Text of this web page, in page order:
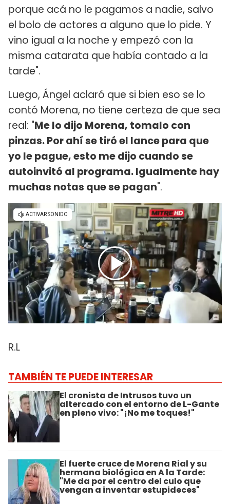
porque acá no le pagamos a nadie, salvo
el bolo de actores a alguno que lo pide. Y
vino igual a la noche y empezó con la
misma catarata que había contado a la
tarde".
Luego, Ángel aclaró que si bien eso se lo
contó Morena, no tiene certeza de que sea
real: "Me lo dijo Morena, tomalo con
pinzas. Por ahí se tiró el lance para que
yo le pague, esto me dijo cuando se
autoinvitó al programa. Igualmente hay
muchas notas que se pagan".
R.L
TAMBIÉN TE PUEDE INTERESAR
El cronista de Intrusos tuvo un
altercado con el entorno de L-Gante
en pleno vivo: "¡No me toques!"
El fuerte cruce de Morena Rial y su
hermana biológica en A la Tarde:
"Me da por el centro del culo que
vengan a inventar estupideces"